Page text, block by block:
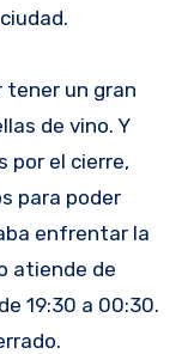
tener un gran
de vino. Y
por el cierre,
para poder
enfrentar la
atiende de
19:30 a 00:30.